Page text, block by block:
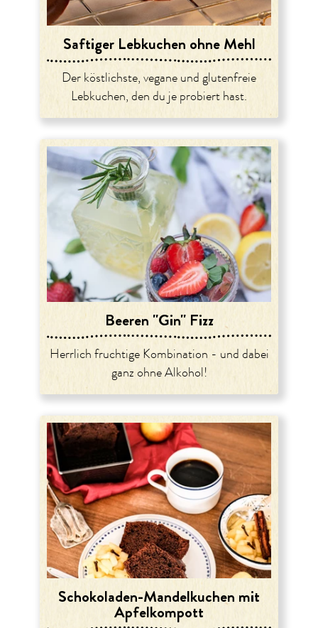
Saftiger Lebkuchen ohne Mehl
Der köstlichste, vegane und glutenfreie
Lebkuchen, den du je probiert hast.
Beeren "Gin" Fizz
Herrlich fruchtige Kombination - und dabei
ganz ohne Alkohol!
Schokoladen-Mandelkuchen mit
Apfelkompott